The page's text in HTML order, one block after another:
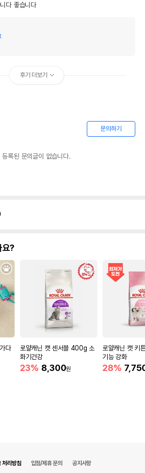
다 좋습니다
후기 더보기
문의하기
등록된 문의글이 없습니다.
요?
다
로얄캐닌 캣 센서블 400g 소
화기건강
23% 8,300원
로얄캐닌 캣 키
기능 강화
28%
처리방침 입점/제휴 문의 공지사항